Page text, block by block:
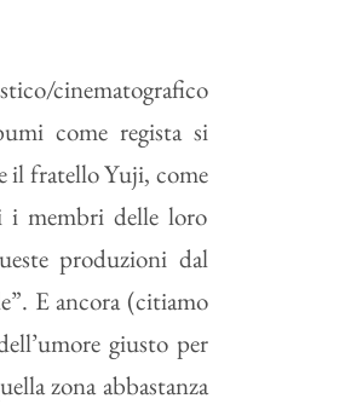
cinematografico
come regista si
il fratello Yuji, come
i membri delle loro
produzioni dal
E ancora (citiamo
giusto per
zona abbastanza